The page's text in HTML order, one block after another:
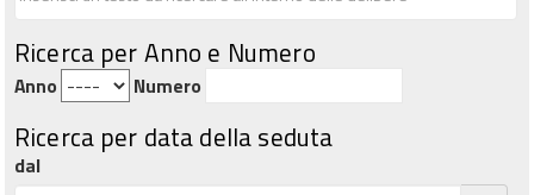
Ricerca per Anno e Numero
Anno Numero
Ricerca per data della seduta
dal